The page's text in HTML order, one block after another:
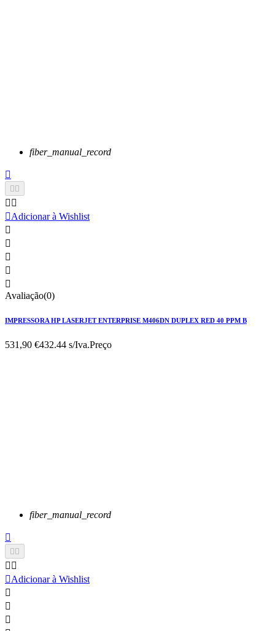
fiber_manual_record

 
 
Adicionar à Wishlist





Avaliação(0)
IMPRESSORA HP LASERJET ENTERPRISE M406DN DUPLEX RED 40 PPM B
531,90 €432.44 s/Iva.Preço
fiber_manual_record

 
 
Adicionar à Wishlist


